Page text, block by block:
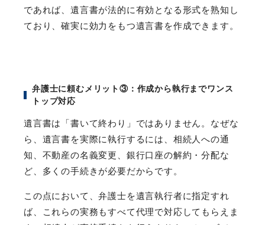
であれば、遺言書が法的に有効となる形式を熟知し
ており、確実に効力をもつ遺言書を作成できます。
弁護士に頼むメリット ③：作成から執行までワンス
トップ対応
遺言書は「書いて終わり」ではありません。なぜな
ら、遺言書を実際に執行するには、相続人への通
知、不動産の名義変更、銀行口座の解約・分配な
ど、多くの手続きが必要だからです。
この点において、弁護士を遺言執行者に指定すれ
ば、これらの実務もすべて代理で対応してもらえま